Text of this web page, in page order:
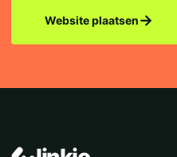
Website plaatsen→